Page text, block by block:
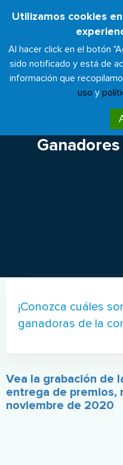
Utilizamos cookies
Al hacer click en el botón
sido notificado y está de
información que
uso y
principal
Premios
¡Conozca cuáles
ganadoras de la
Vea la grabación de
entrega de premios,
noviembre de 2020